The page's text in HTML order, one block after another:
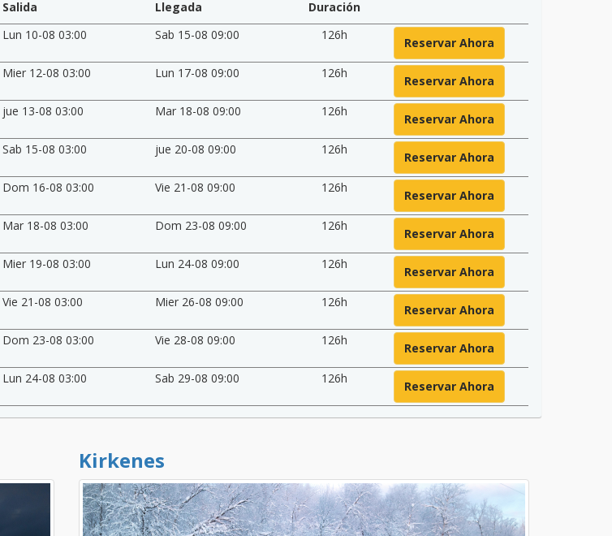
Salida Llegada
Duración
Lun 10-08 03:00 Sab 15-08 09:00 126h
Reservar Ahora
Mier 12-08 03:00 Lun 17-08 09:00 126h
Reservar Ahora
jue 13-08 03:00 Mar 18-08 09:00 126h
Reservar Ahora
Sab 15-08 03:00 jue 20-08 09:00 126h
Reservar Ahora
Dom 16-08 03:00 Vie 21-08 09:00 126h
Reservar Ahora
Mar 18-08 03:00 Dom 23-08 09:00 126h
Reservar Ahora
Mier 19-08 03:00 Lun 24-08 09:00 126h
Reservar Ahora
Vie 21-08 03:00 Mier 26-08 09:00 126h
Reservar Ahora
Dom 23-08 03:00 Vie 28-08 09:00 126h
Reservar Ahora
Lun 24-08 03:00 Sab 29-08 09:00 126h
Reservar Ahora
Kirkenes